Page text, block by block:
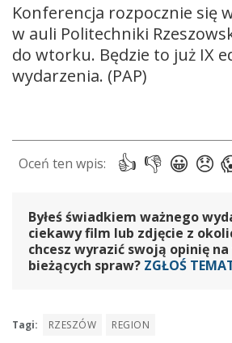
Konferencja rozpocznie się
w auli Politechniki
do wtorku. Będzie to już IX
wydarzenia. (PAP)
Byłeś świadkiem ważnego
ciekawy film lub zdjęcie z
chcesz wyrazić swoją opinię
bieżących spraw? ZGŁOŚ
Tagi: RZESZÓW REGION